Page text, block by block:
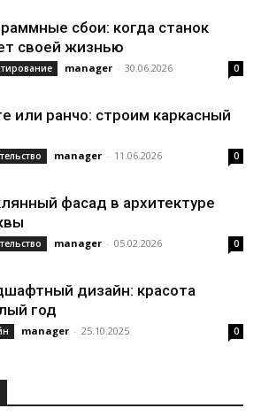
сбои: когда станок
своей жизнью
manager - 30.06.2026 0
или ранчо: строим каркасный
manager - 11.06.2026 0
фасад в архитектуре
manager - 05.02.2026 0
дизайн: красота
год
manager - 25.10.2025 0